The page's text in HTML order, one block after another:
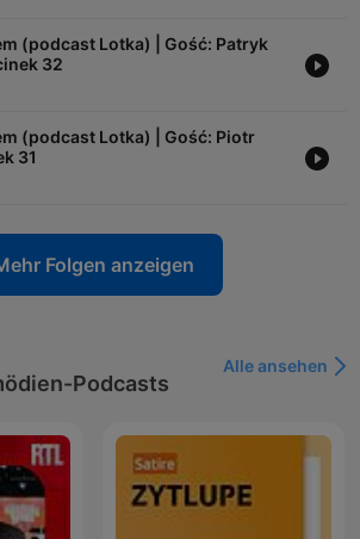
(podcast Lotka) | Gość: Patryk
32
(podcast Lotka) | Gość: Piotr
31
Folgen anzeigen
Podcasts
Alle ansehen